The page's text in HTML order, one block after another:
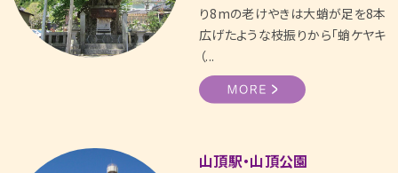
り8mの老けやきは大蛸が足を8本
広げたような枝振りから「蛸ケヤキ
（...
山頂駅・山頂公園